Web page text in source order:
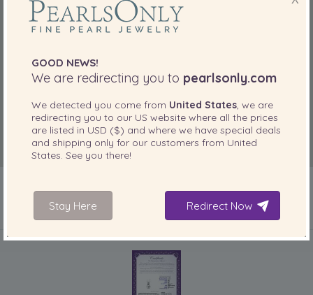
GOOD NEWS!
We are redirecting you to pearlsonly.com
We detected you come from United States , we are
redirecting you to our US website where all the prices
are listed in USD ($) and where we have special deals
and shipping only for our customers from United
States . See you there!
Stay Here Redirect Now